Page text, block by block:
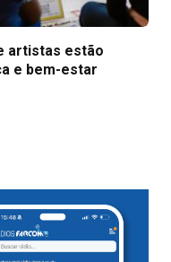
artistas estão
e bem-estar